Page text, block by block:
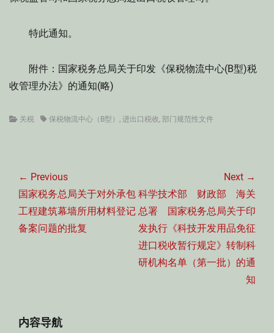
特此通知。
附件：国家税务总局关于印发《保税物流中心(B型)税
收管理办法》的通知(略)
Categories
关税 Tags保税物流中心（B型） , 进出口税收, 部门规范性文件
章
导
航
← Previous
Previous
post:
国家税务总局关于对外承包
工程建筑幕墙所用材料登记
备案问题的批复
Next →
Next
post:
科学技术部 财政部 海关
总署 国家税务总局关于印
发执行《科技开发用品免征
进口税收暂行规定》转制科
研机构名单（第一批）的通
知
内容导航